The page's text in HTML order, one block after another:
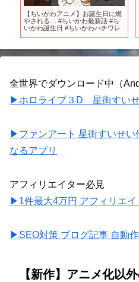
ーエバーブルー ルミナス 紹
もはや殿
3選！ #アニメ #アニメ紹介 #アニ
メレビュ
長
全世界でダウンロード中（
▶ホロライブ３D 星街すいせ
▶ファンアート 星街すいせ
なるアプリ
アフィリエイター必見
▶1件最大4万円 アフィリエイ
▶SEO対策 ブログ記事 自動
【新作】アニメ化以